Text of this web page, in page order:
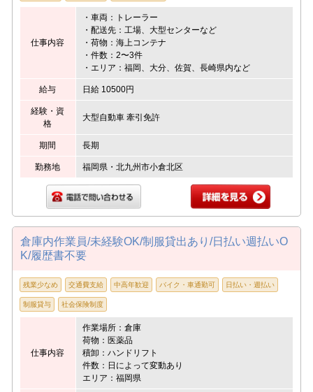
仕事内容
・車両：トレーラー
・配送先：工場、大型センターなど
・荷物：海上コンテナ
・件数：2〜3件
・エリア：福岡、大分、佐賀、長崎県内など
給与 日給 10500円
経験・資
格
大型自動車 牽引免許
期間 長期
勤務地 福岡県・北九州市小倉北区
倉庫内作業員/未経験OK/制服貸出あり/日払い週払いO
K/履歴書不要
残業少なめ 交通費支給 中高年歓迎 バイク・車通勤可 日払い・週払い
制服貸与 社会保険制度
仕事内容
作業場所：倉庫
荷物：医薬品
積卸：ハンドリフト
件数：日によって変動あり
エリア：福岡県